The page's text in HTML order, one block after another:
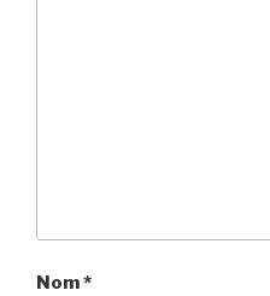
Nom*